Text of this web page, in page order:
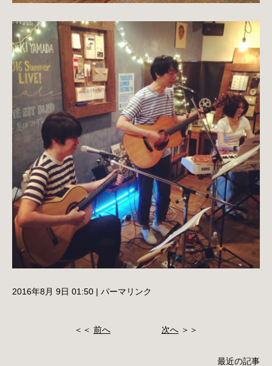
2016年8月 9日 01:50 | パーマリンク
＜＜ 前へ 次へ ＞＞
最近の記事